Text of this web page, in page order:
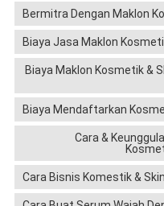
Bermitra Dengan Maklon
Biaya Jasa Maklon
Biaya Maklon Kosmetik &
Biaya Mendaftarkan
Cara &
Cara Bisnis Komestik &